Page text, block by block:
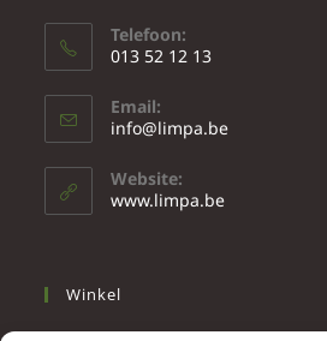
Telefoon:
013 52 12 13
Email:
info@limpa.be
Website:
www.limpa.be
Winkel